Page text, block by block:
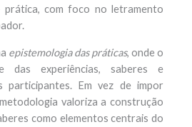
com foco no letramento
epistemologia das práticas, onde o
das experiências, saberes e
participantes. Em vez de impor
valoriza a construção
como elementos centrais do